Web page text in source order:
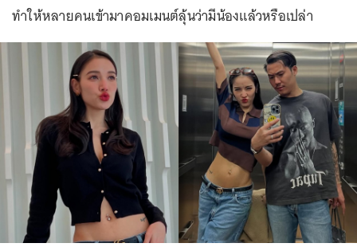
ทำให้หลายคนเข้ามาคอมเมนต์ลุ้นว่ามีน้องแล้วหรือเปล่า